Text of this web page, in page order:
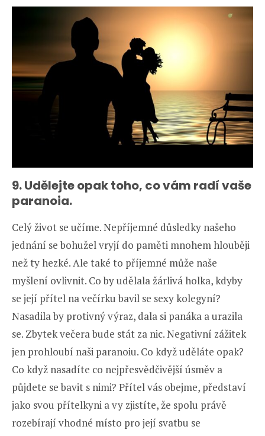
9. Udělejte opak toho, co vám radí vaše
paranoia.
Celý život se učíme. Nepříjemné důsledky našeho
jednání se bohužel vryjí do paměti mnohem hlouběji
než ty hezké. Ale také to příjemné může naše
myšlení ovlivnit. Co by udělala žárlivá holka, kdyby
se její přítel na večírku bavil se sexy kolegyní?
Nasadila by protivný výraz, dala si panáka a urazila
se. Zbytek večera bude stát za nic. Negativní zážitek
jen prohloubí naši paranoiu. Co když uděláte opak?
Co když nasadíte co nejpřesvědčivější úsměv a
půjdete se bavit s nimi? Přítel vás obejme, představí
jako svou přítelkyni a vy zjistíte, že spolu právě
rozebírají vhodné místo pro její svatbu se